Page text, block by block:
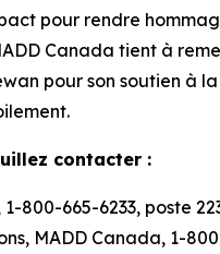
pour rendre
Canada tient à
pour son soutien à
contacter :
800-665-6233, poste
MADD Canada, 1-